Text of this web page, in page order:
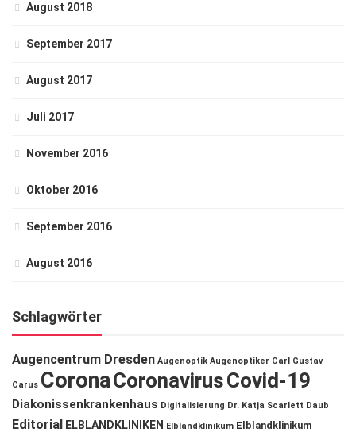
August 2018
September 2017
August 2017
Juli 2017
November 2016
Oktober 2016
September 2016
August 2016
Schlagwörter
Augencentrum Dresden Augenoptik Augenoptiker Carl Gustav
Carus CoronaCoronavirusCovid-19
Diakonissenkrankenhaus Digitalisierung Dr. Katja Scarlett Daub
Editorial ELBLANDKLINIKEN Elblandklinikum Elblandklinikum